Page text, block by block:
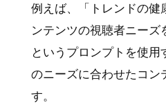
例えば、「トレンドの健
ンテンツの視聴者ニーズ
というプロンプトを使用
のニーズに合わせたコン
す。